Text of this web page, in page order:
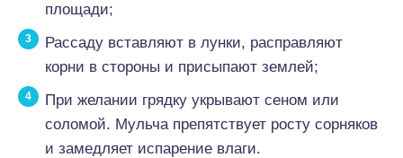
площади;
Рассаду вставляют в лунки, расправляют
корни в стороны и присыпают землей;
При желании грядку укрывают сеном или
соломой. Мульча препятствует росту сорняков
и замедляет испарение влаги.